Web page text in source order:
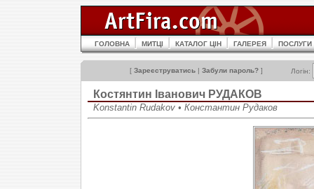
ГОЛОВНА МИТЦІ КАТАЛОГ ЦІН ГАЛЕРЕЯ ПОСЛУГИ
[ Зареєструватись | Забули пароль? ] Логін:
Костянтин Іванович РУДАКОВ
Konstantin Rudakov • Константин Рудаков